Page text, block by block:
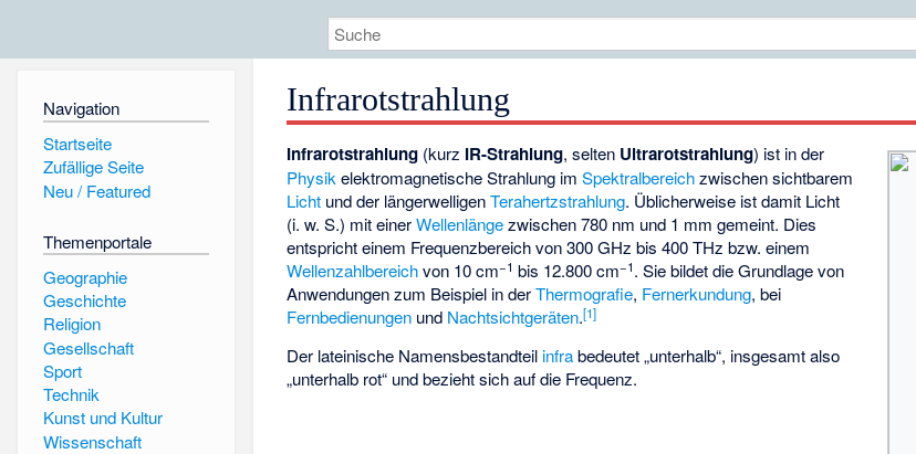
Navigation
Startseite
Zufällige Seite
Neu / Featured
Themenportale
Geographie
Geschichte
Religion
Gesellschaft
Sport
Technik
Kunst und Kultur
Wissenschaft
Infrarotstrahlung
Infrarotstrahlung (kurz IR-Strahlung, selten Ultrarotstrahlung) ist in der
Physik elektromagnetische Strahlung imSpektralbereichzwischen sichtbarem
Licht und der längerwelligenTerahertzstrahlung. Üblicherweise ist damit Licht
(i. w. S.) mit einerWellenlängezwischen 780 nm und 1 mm gemeint. Dies
entspricht einem Frequenzbereich von 300 GHz bis 400 THz bzw. einem
Wellenzahlbereichvon 10 cm−1 bis 12.800 cm−1. Sie bildet die Grundlage von
Anwendungen zum Beispiel in derThermografie, Fernerkundung, bei
Fernbedienungen und Nachtsichtgeräten.[1]
Der lateinische Namensbestandteil infrabedeutet „unterhalb“, insgesamt also
„unterhalb rot“ und bezieht sich auf die Frequenz.